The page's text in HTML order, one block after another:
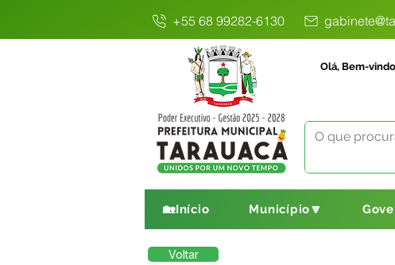
+55 68 99282-6130
Olá, Bem-
🏡Início Município🔽
Voltar